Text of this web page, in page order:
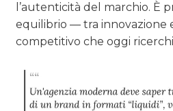
l’autenticità del marchio. È
equilibrio — tra innovazione
competitivo che oggi